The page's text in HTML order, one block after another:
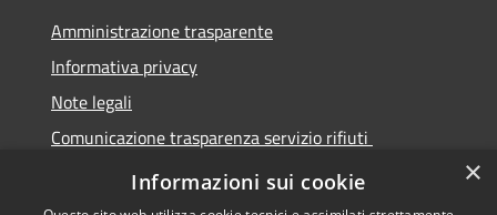
Amministrazione trasparente
Informativa privacy
Note legali
Comunicazione trasparenza servizio rifiuti
Dichiarazione di accessibilità
×
Informazioni sui cookie